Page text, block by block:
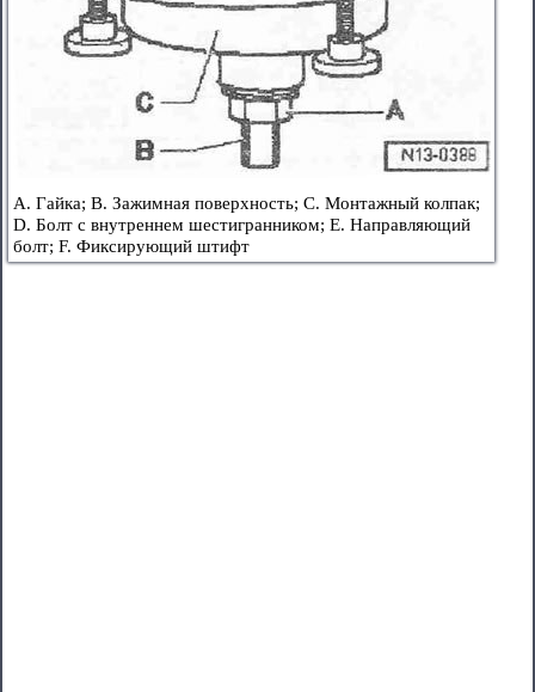
A. Гайка; B. Зажимная поверхность; C. Монтажный колпак;
D. Болт с внутреннем шестигранником; E. Направляющий
болт; F. Фиксирующий штифт